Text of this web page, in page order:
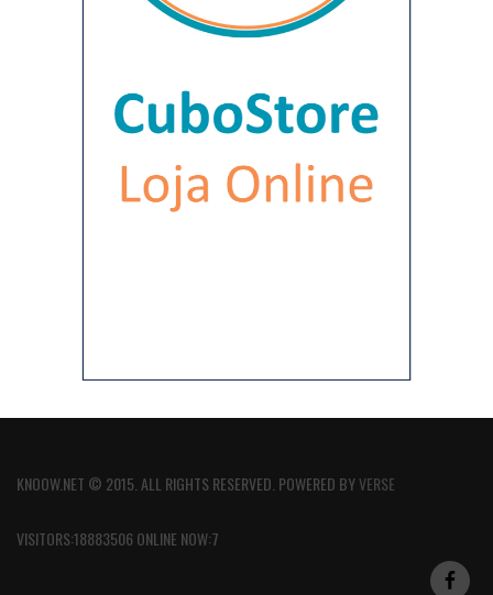
KNOOW.NET © 2015. ALL RIGHTS RESERVED. POWERED BYVERSE
VISITORS:18883506 ONLINE NOW:7